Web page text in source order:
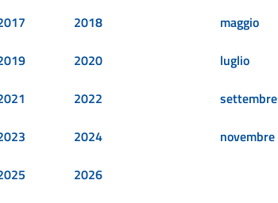
2018
2020
2022
2024
2026
maggio
luglio
settembre
novembre